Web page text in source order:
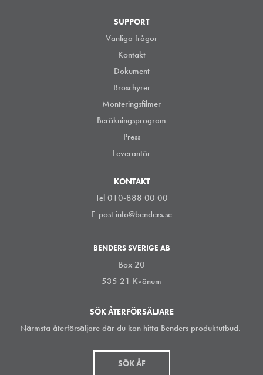
SUPPORT
Vanliga frågor
Kontakt
Dokument
Broschyrer
Monteringsfilmer
Beräkningsprogram
Press
Leverantör
KONTAKT
Tel 010-888 00 00
E-post info@benders.se
BENDERS SVERIGE AB
Box 20
535 21 Kvänum
SÖK ÅTERFÖRSÄLJARE
Närmsta återförsäljare där du kan hitta Benders produktutbud.
SÖK ÅF